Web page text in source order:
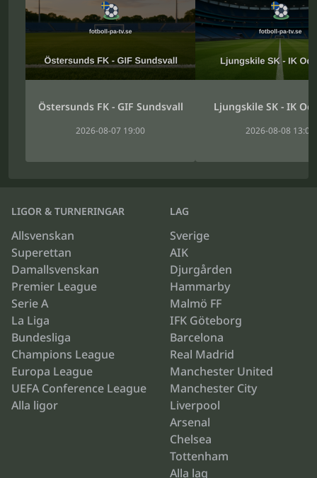
Östersunds FK - GIF Sundsvall
2026-08-07 19:00
Ljungskile SK - IK
2026-08-08 13:00
LIGOR & TURNERINGAR
Allsvenskan
Superettan
Damallsvenskan
Premier League
Serie A
La Liga
Bundesliga
Champions League
Europa League
UEFA Conference League
Alla ligor
LAG
Sverige
AIK
Djurgården
Hammarby
Malmö FF
IFK Göteborg
Barcelona
Real Madrid
Manchester United
Manchester City
Liverpool
Arsenal
Chelsea
Tottenham
Alla lag